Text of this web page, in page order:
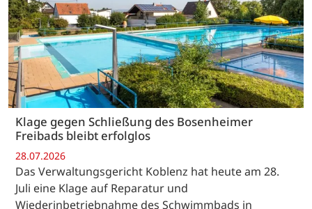
Klage gegen Schließung des Bosenheimer
Freibads bleibt erfolglos
28.07.2026
Das Verwaltungsgericht Koblenz hat heute am 28.
Juli eine Klage auf Reparatur und
Wiederinbetriebnahme des Schwimmbads in